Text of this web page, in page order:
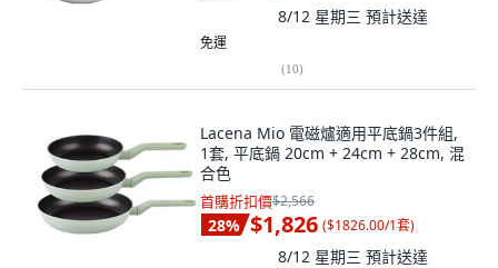
8/12 星期三 預計送達
免運
(10)
Lacena Mio 電磁爐適用平底鍋3件組,
1套, 平底鍋 20cm + 24cm + 28cm, 混
合色
首購折扣價$2,566
28% $1,826 ($1826.00/1套)
8/12 星期三 預計送達